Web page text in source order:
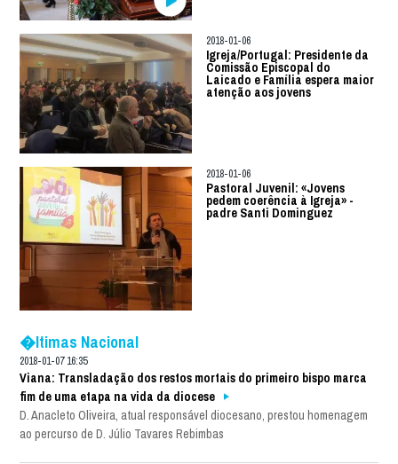
2018-01-06
Igreja/Portugal: Presidente da
Comissão Episcopal do
Laicado e Família espera maior
atenção aos jovens
2018-01-06
Pastoral Juvenil: «Jovens
pedem coerência à Igreja» -
padre Santi Dominguez
�ltimas Nacional
2018-01-07 16:35
Viana: Transladação dos restos mortais do primeiro bispo marca
fim de uma etapa na vida da diocese
D. Anacleto Oliveira, atual responsável diocesano, prestou homenagem
ao percurso de D. Júlio Tavares Rebimbas